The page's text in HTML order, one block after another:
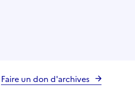
Faire un don d'archives